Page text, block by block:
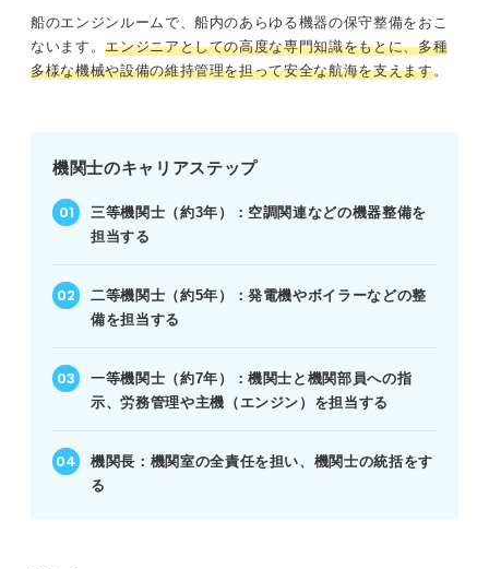
船のエンジンルームで、船内のあらゆる機器の保守整備をおこ
ないます。エンジニアとしての高度な専門知識をもとに、多種
多様な機械や設備の維持管理を担って安全な航海を支えます。
機関士のキャリアステップ
三等機関士（約3年）：空調関連などの機器整備を
担当する
二等機関士（約5年）：発電機やボイラーなどの整
備を担当する
一等機関士（約7年）：機関士と機関部員への指
示、労務管理や主機（エンジン）を担当する
機関長：機関室の全責任を担い、機関士の統括をす
る